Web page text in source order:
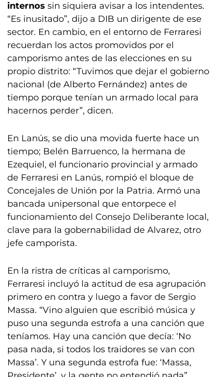
internos sin siquiera avisar a los intendentes.
“Es inusitado”, dijo a DIB un dirigente de ese
sector. En cambio, en el entorno de Ferraresi
recuerdan los actos promovidos por el
camporismo antes de las elecciones en su
propio distrito: “Tuvimos que dejar el gobierno
nacional (de Alberto Fernández) antes de
tiempo porque tenían un armado local para
hacernos perder”, dicen.
En Lanús, se dio una movida fuerte hace un
tiempo; Belén Barruenco, la hermana de
Ezequiel, el funcionario provincial y armado
de Ferraresi en Lanús, rompió el bloque de
Concejales de Unión por la Patria. Armó una
bancada unipersonal que entorpece el
funcionamiento del Consejo Deliberante local,
clave para la gobernabilidad de Alvarez, otro
jefe camporista.
En la ristra de críticas al camporismo,
Ferraresi incluyó la actitud de esa agrupación
primero en contra y luego a favor de Sergio
Massa. “Vino alguien que escribió música y
puso una segunda estrofa a una canción que
teníamos. Hay una canción que decía: ‘No
pasa nada, si todos los traidores se van con
Massa’. Y una segunda estrofa fue: ‘Massa,